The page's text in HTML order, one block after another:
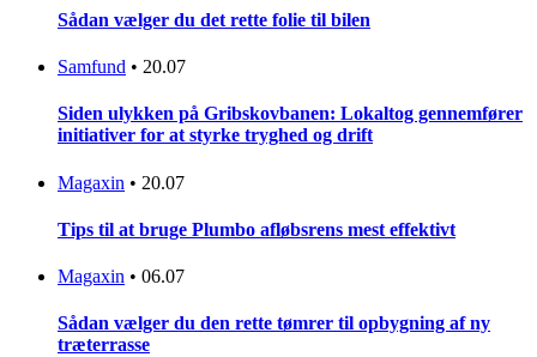
Sådan vælger du det rette folie til bilen
Samfund • 20.07
Siden ulykken på Gribskovbanen: Lokaltog gennemfører
initiativer for at styrke tryghed og drift
Magaxin • 20.07
Tips til at bruge Plumbo afløbsrens mest effektivt
Magaxin • 06.07
Sådan vælger du den rette tømrer til opbygning af ny
træterrasse